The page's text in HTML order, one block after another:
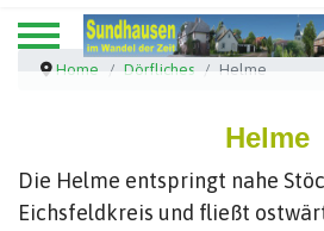
Home Dörfliches Helme
Helme
Die Helme entspringt nahe
Eichsfeldkreis und fließt